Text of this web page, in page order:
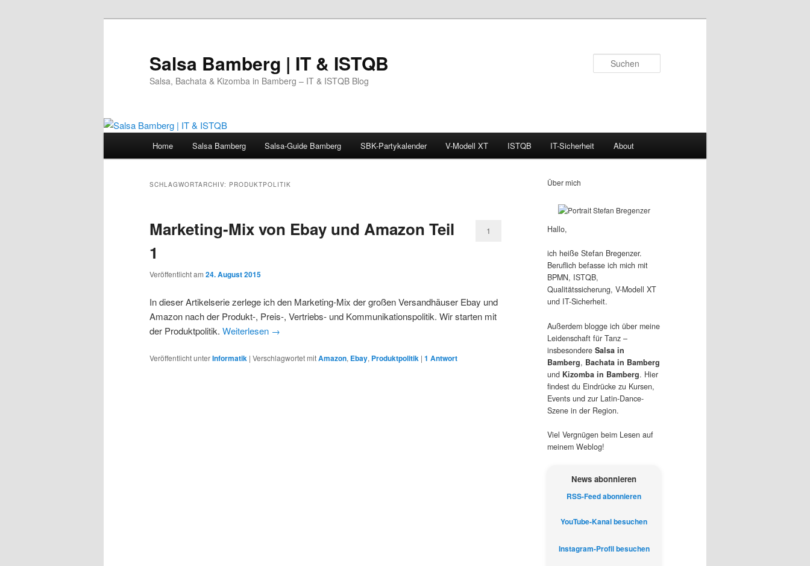
Salsa Bamberg | IT & ISTQB
Salsa, Bachata & Kizomba in Bamberg – IT & ISTQB Blog
Home Salsa Bamberg Salsa-Guide Bamberg SBK-Partykalender V-Modell XT ISTQB IT-Sicherheit About
SCHLAGWORTARCHIV: PRODUKTPOLITIK
Marketing-Mix von Ebay und Amazon Teil
1
Veröffentlicht am 24. August 2015
1
In dieser Artikelserie zerlege ich den Marketing-Mix der großen Versandhäuser Ebay und
Amazon nach der Produkt-, Preis-, Vertriebs- und Kommunikationspolitik. Wir starten mit
der Produktpolitik. Weiterlesen →
Veröffentlicht unterInformatik | Verschlagwortet mitAmazon, Ebay, Produktpolitik | 1 Antwort
Über mich
Hallo,
ich heiße Stefan Bregenzer.
Beruflich befasse ich mich mit
BPMN, ISTQB,
Qualitätssicherung, V-Modell XT
und IT-Sicherheit.
Außerdem blogge ich über meine
Leidenschaft für Tanz –
insbesondere Salsa in
Bamberg, Bachata in Bamberg
und Kizomba in Bamberg. Hier
findest du Eindrücke zu Kursen,
Events und zur Latin-Dance-
Szene in der Region.
Viel Vergnügen beim Lesen auf
meinem Weblog!
News abonnieren
RSS-Feed abonnieren
YouTube-Kanal besuchen
Instagram-Profil besuchen